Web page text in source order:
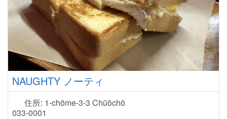
NAUGHTY ノーティ
住所: 1-chōme-3-3 Chūōchō
033-0001